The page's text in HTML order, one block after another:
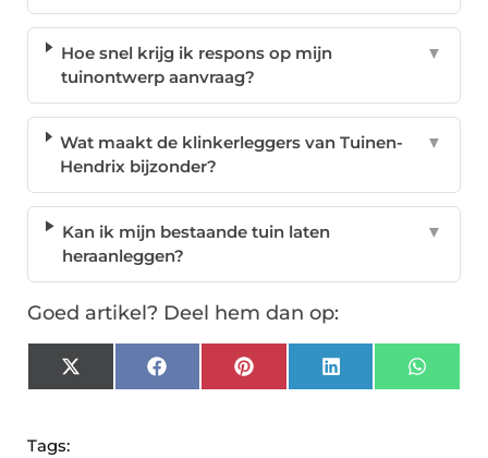
Hoe snel krijg ik respons op mijn
tuinontwerp aanvraag?
▼
Wat maakt de klinkerleggers van Tuinen-
Hendrix bijzonder?
▼
Kan ik mijn bestaande tuin laten
heraanleggen?
▼
Goed artikel? Deel hem dan op:
X
(Twitter)
FacebookPinterest LinkedIn
Tags: